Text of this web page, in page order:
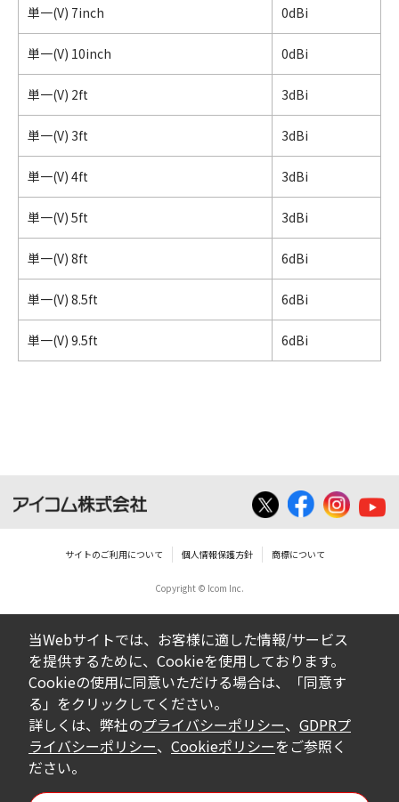
単一(V) 7inch 0dBi
単一(V) 10inch 0dBi
単一(V) 2ft 3dBi
単一(V) 3ft 3dBi
単一(V) 4ft 3dBi
単一(V) 5ft 3dBi
単一(V) 8ft 6dBi
単一(V) 8.5ft 6dBi
単一(V) 9.5ft 6dBi
サイトのご利用について 個人情報保護方針 商標について
Copyright © Icom Inc.
当Webサイトでは、お客様に適した情報/サービス
を提供するために、Cookieを使用しております。
Cookieの使用に同意いただける場合は、「同意す
る」をクリックしてください。
詳しくは、弊社のプライバシーポリシー、 GDPRプ
ライバシーポリシー、 Cookieポリシーをご参照く
ださい。